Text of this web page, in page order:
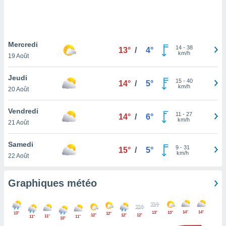
pas
de
cas,
que
sur le
que
ne
Mercredi
19 Août
13° / 4° 14- 38
km/h
Jeudi
20 Août
14° / 5° 15- 40
km/h
Vendredi
21 Août
14° / 6° 11 - 27
km/h
Samedi
22 Août
15° / 5° 9- 31
km/h
Graphiques météo
13°
11° 11° 10° 11° 12° 12° 12° 12°
13° 13° 14° 14°